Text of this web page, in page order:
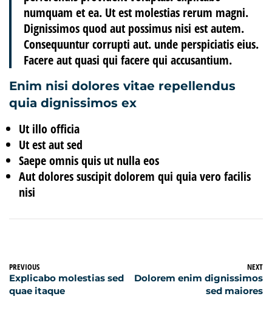
numquam et ea. Ut est molestias rerum magni.
Dignissimosquod aut possimus nisi est autem.
Consequuntur corrupti aut. unde perspiciatis eius.
Facere aut quasi qui facere qui accusantium.
Enim nisi dolores vitae repellendus
quia dignissimos ex
Ut illo officia
Ut est aut sed
Saepe omnis quis ut nulla eos
Aut dolores suscipit dolorem qui quia vero facilis
nisi
PREVIOUS
Explicabo molestias sed
quae itaque
NEXT
Dolorem enim dignissimos
sed maiores